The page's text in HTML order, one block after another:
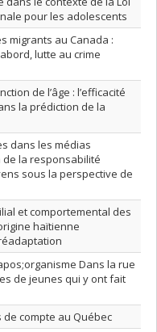
pour les adolescents
migrants au Canada :
lutte au crime
de l’âge : l’efficacité
la prédiction de la
dans les médias
la responsabilité
sous la perspective de
et comportemental des
haïtienne
Dans la rue
de jeunes qui y ont fait
compte au Québec